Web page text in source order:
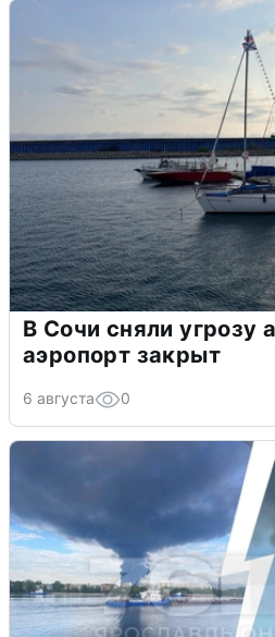
В Сочи сняли угрозу
аэропорт закрыт
6 августа 0